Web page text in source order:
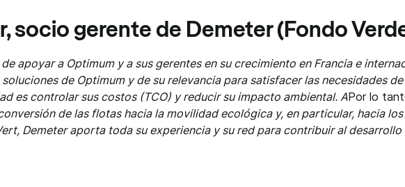
socio gerente de Demeter (Fondo
apoyar a Optimum y a sus gerentes en su crecimiento en Francia e
de Optimum y de su relevancia para satisfacer las necesidades
es controlar sus costos (TCO) y reducir su impacto ambiental. APor lo
de las flotas hacia la movilidad ecológica y, en particular, hacia
Demeter aporta toda su experiencia y su red para contribuir al